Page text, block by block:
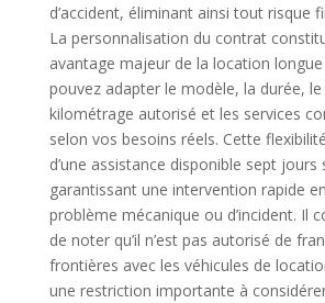
d’accident, éliminant ainsi tout risque
La personnalisation du contrat
avantage majeur de la location
pouvez adapter le modèle, la durée,
kilométrage autorisé et les services
selon vos besoins réels. Cette
d’une assistance disponible sept jours
garantissant une intervention rapide
problème mécanique ou d’incident. Il
de noter qu’il n’est pas autorisé de
frontières avec les véhicules de
une restriction importante à